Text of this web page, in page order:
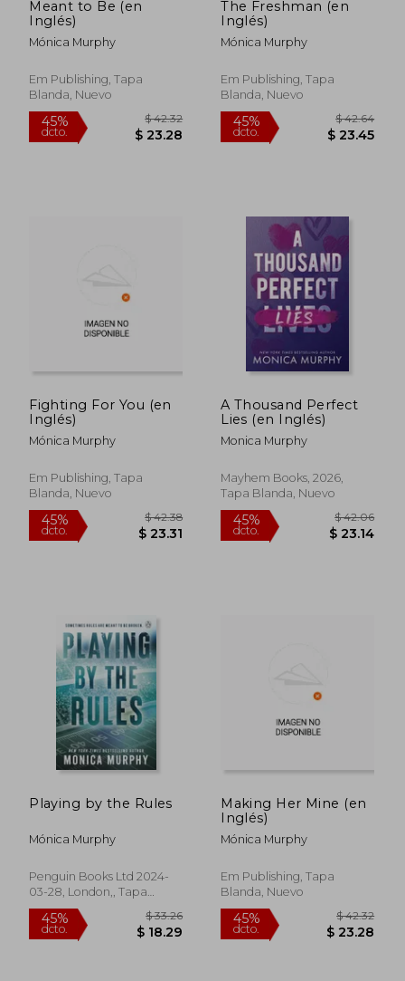
45%
45%
dcto. $ 23.09
Meant to Be (en
Inglés)
Mónica Murphy
Em Publishing, Tapa
Blanda, Nuevo
The Freshman (en
Inglés)
Mónica Murphy
Em Publishing, Tapa
Blanda, Nuevo
Fighting For You (en
Inglés)
Mónica Murphy
Em Publishing, Tapa
Blanda, Nuevo
A Thousand Perfect
Lies (en Inglés)
Monica Murphy
Mayhem Books, 2026,
Tapa Blanda, Nuevo
Playing by the Rules
Mónica Murphy
Penguin Books Ltd 2024-
03-28, London,, Tapa
Blanda, Nuevo
Making Her Mine (en
Inglés)
Mónica Murphy
Em Publishing, Tapa
Blanda, Nuevo